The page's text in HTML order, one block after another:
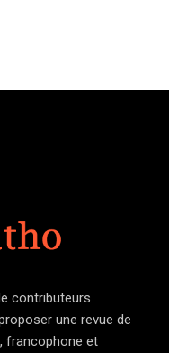
contributeurs
une revue de
francophone et